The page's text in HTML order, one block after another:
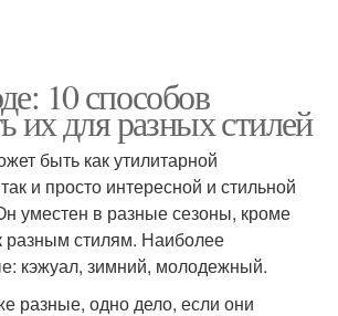
10 способов
их для разных стилей
быть как утилитарной
и просто интересной и стильной
уместен в разные сезоны, кроме
разным стилям. Наиболее
кэжуал, зимний, молодежный.
разные, одно дело, если они